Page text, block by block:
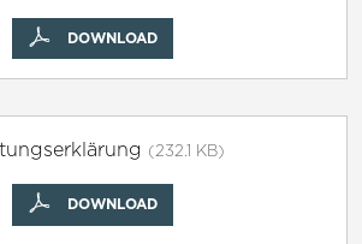
DOWNLOAD
(232.1 KB)
DOWNLOAD